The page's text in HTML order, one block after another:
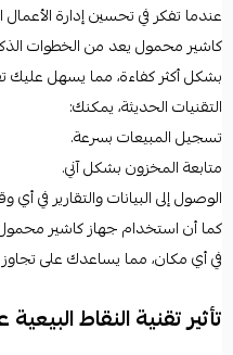
عندما تفكر في تحسين إدارة
كاشير محمول يعد من الخطوات
بشكل أكثر كفاءة، مما يسهل
التقنيات الحديثة، يمكنك:
تسجيل المبيعات بسرعة.
متابعة المخزون بشكل آني.
الوصول إلى البيانات والتقارير في أي
كما أن استخدام جهاز كاشير
في أي مكان، مما يساعدك على
تأثير تقنية النقاط